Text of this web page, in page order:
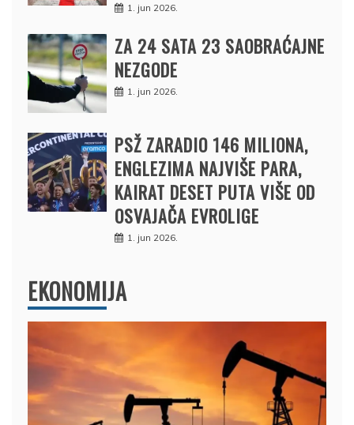
1. jun 2026.
ZA 24 SATA 23 SAOBRAĆAJNE
NEZGODE
1. jun 2026.
PSŽ ZARADIO 146 MILIONA,
ENGLEZIMA NAJVIŠE PARA,
KAIRAT DESET PUTA VIŠE OD
OSVAJAČA EVROLIGE
1. jun 2026.
EKONOMIJA